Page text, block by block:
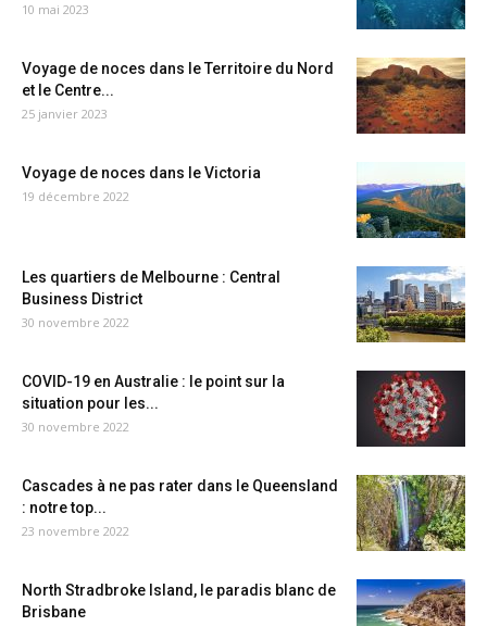
10 mai 2023
Voyage de noces dans le Territoire du Nord
et le Centre...
25 janvier 2023
Voyage de noces dans le Victoria
19 décembre 2022
Les quartiers de Melbourne : Central
Business District
30 novembre 2022
COVID-19 en Australie : le point sur la
situation pour les...
30 novembre 2022
Cascades à ne pas rater dans le Queensland
: notre top...
23 novembre 2022
North Stradbroke Island, le paradis blanc de
Brisbane